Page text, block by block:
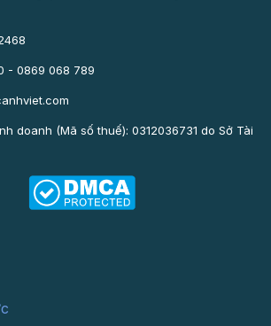
- 0869 068 789
doanh (Mã số thuế): 0312036731 do Sở Tài